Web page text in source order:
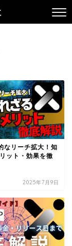
なリーチ拡大！知
ット・効果を徹
2025年7月9日